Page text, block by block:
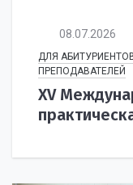
08.07.2026
ДЛЯ
ПРЕПОДАВАТЕЛЕЙ
XV